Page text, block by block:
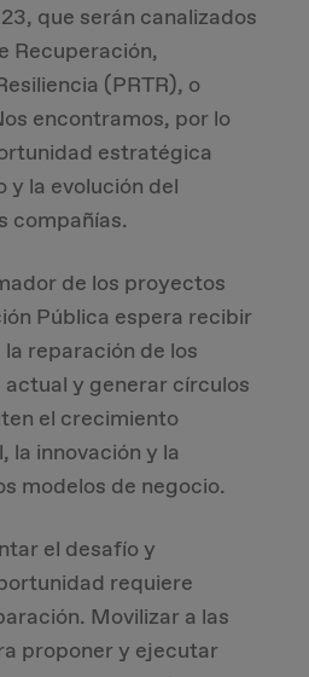
que serán canalizados
Recuperación,
(PRTR), o
encontramos, por lo
estratégica
y la evolución del
compañías.
de los proyectos
Pública espera recibir
reparación de los
y generar círculos
el crecimiento
la innovación y la
modelos de negocio.
el desafío y
requiere
Movilizar a las
proponer y ejecutar